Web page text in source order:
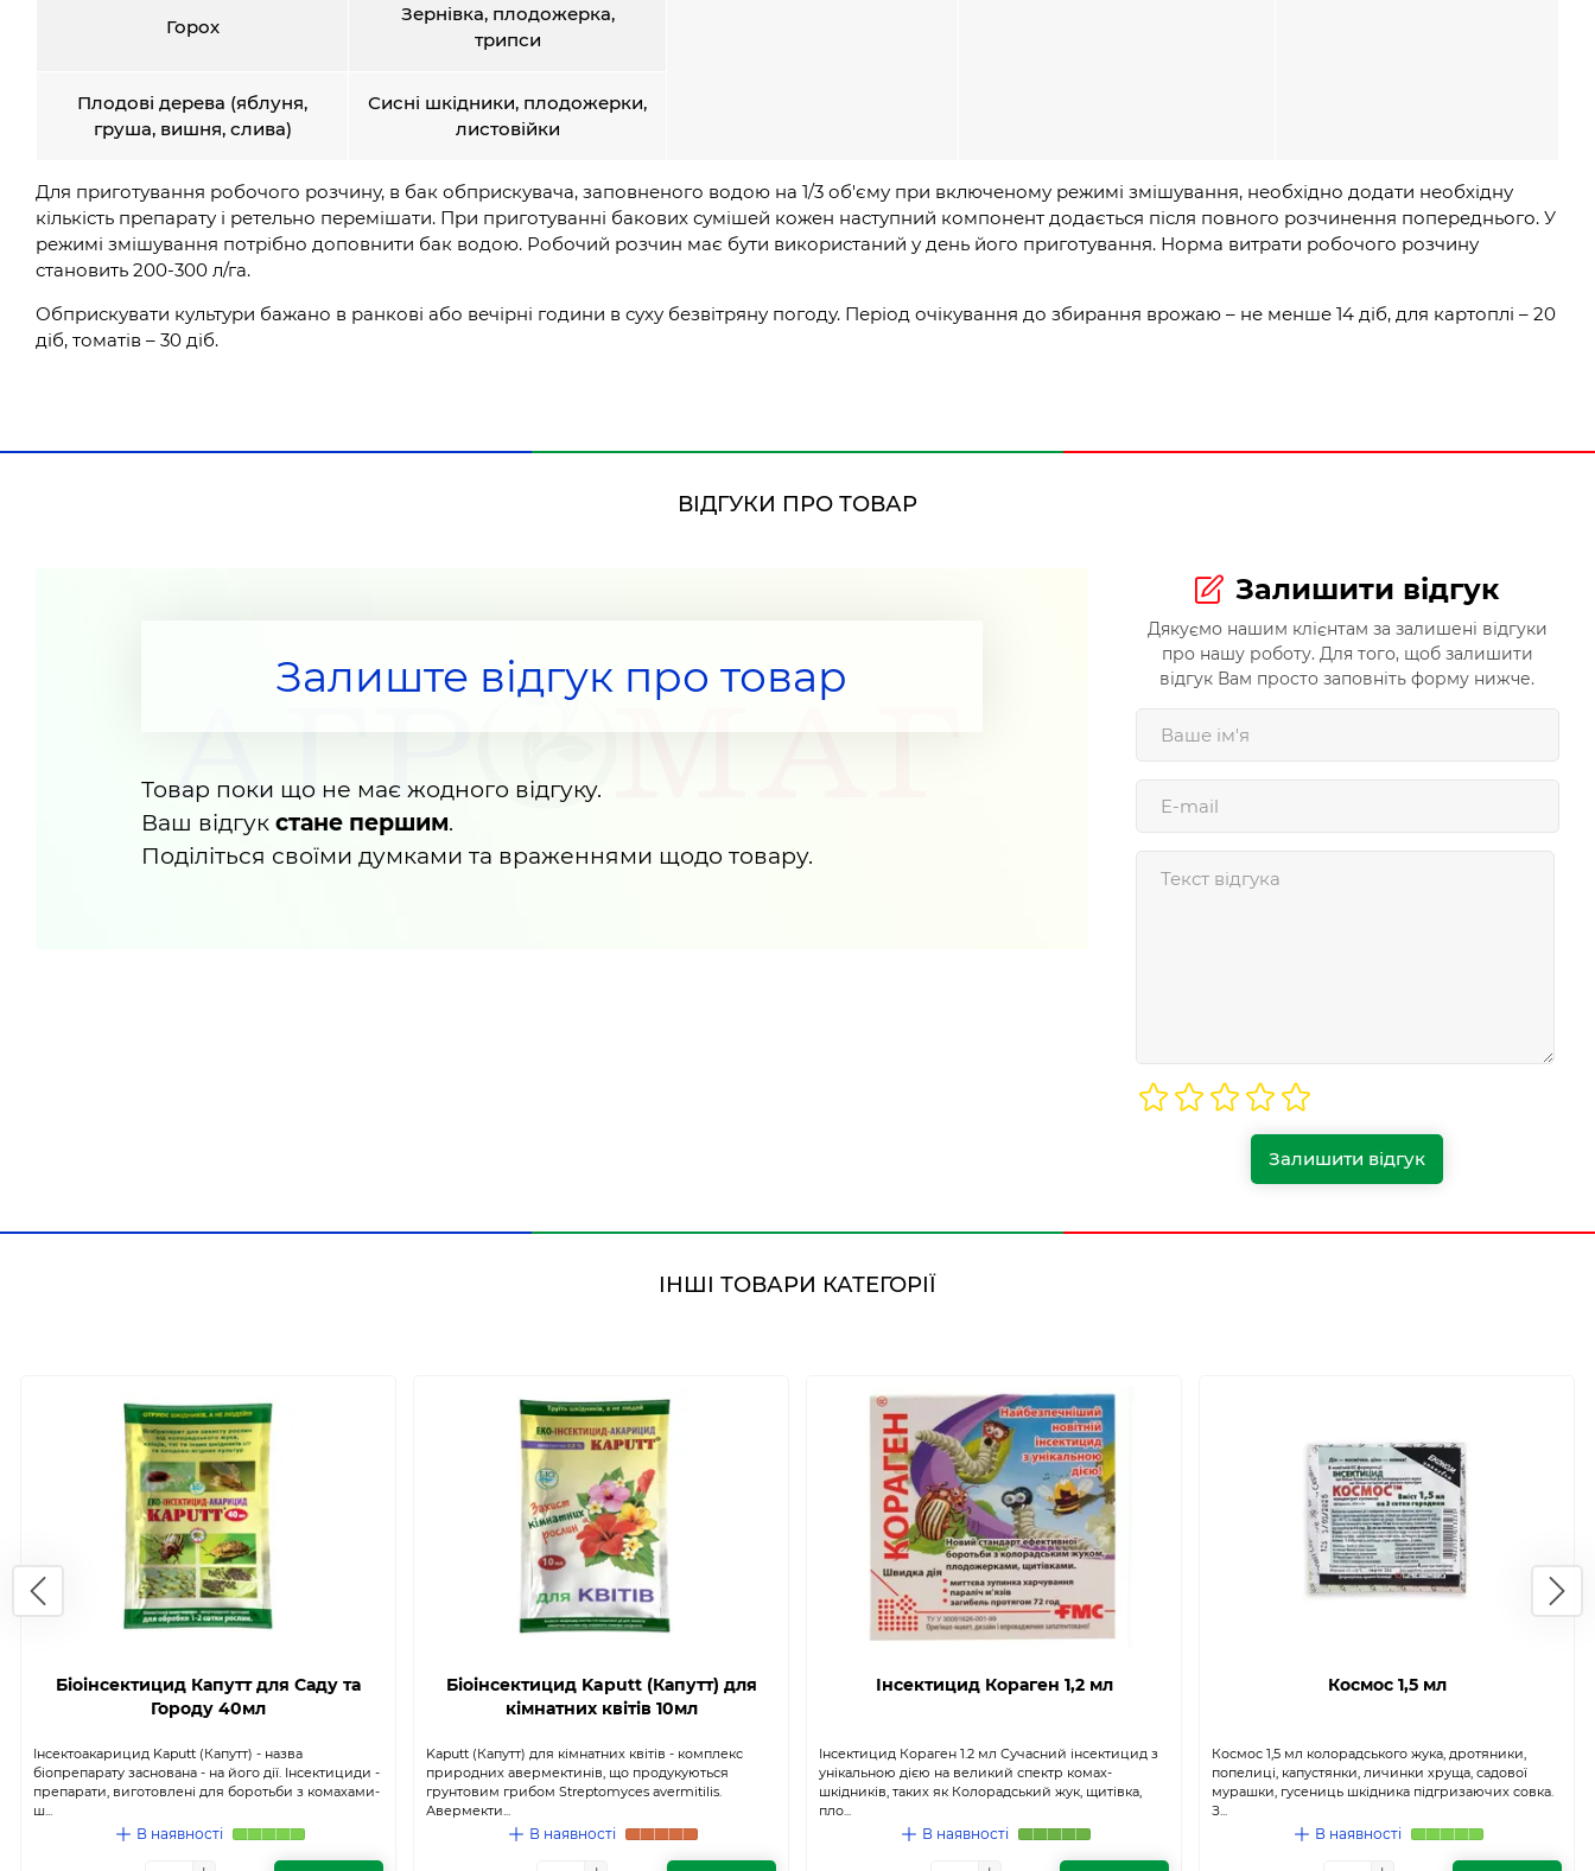
Горох
Зернівка, плодожерка,
трипси
Плодові дерева (яблуня,
груша, вишня, слива)
Сисні шкідники, плодожерки,
листовійки
Для приготування робочого розчину, в бак обприскувача, заповненого водою на 1/3 об'єму при включеному режимі змішування, необхідно додати необхідну
кількість препарату і ретельно перемішати. При приготуванні бакових сумішей кожен наступний компонент додається після повного розчинення попереднього. У
режимі змішування потрібно доповнити бак водою. Робочий розчин має бути використаний у день його приготування. Норма витрати робочого розчину
становить 200-300 л/га.
Обприскувати культури бажано в ранкові або вечірні години в суху безвітряну погоду. Період очікування до збирання врожаю – не менше 14 діб, для картоплі – 20
діб, томатів – 30 діб.
ВІДГУКИ ПРО ТОВАР
Залиште відгук про товар
Товар поки що не має жодного відгуку.
Ваш відгук стане першим.
Поділіться своїми думками та враженнями щодо товару.
Залишити відгук
Дякуємо нашим клієнтам за залишені відгуки
про нашу роботу. Для того, щоб залишити
відгук Вам просто заповніть форму нижче.
Залишити відгук
ІНШІ ТОВАРИ КАТЕГОРІЇ
Біоінсектицид Капутт для Саду та
Городу 40мл
Інсектоакарицид Kaputt (Капутт) - назва
біопрепарату заснована - на його дії. Інсектициди -
препарати, виготовлені для боротьби з комахами-
ш...
В наявності
Біоінсектицид Kaputt (Капутт) для
кімнатних квітів 10мл
Kaputt (Капутт) для кімнатних квітів - комплекс
природних авермектинів, що продукуються
грунтовим грибом Streptomyces avermitilis.
Авермекти...
В наявності
Інсектицид Кораген 1,2 мл
Інсектицид Кораген 1.2 мл Сучасний інсектицид з
унікальною дією на великий спектр комах-
шкідників, таких як Колорадський жук, щитівка,
пло...
В наявності
Космос 1,5 мл
Космос 1,5 мл колорадського жука, дротяники,
попелиці, капустянки, личинки хруща, садової
мурашки, гусениць шкідника підгризаючих совка.
З...
В наявності